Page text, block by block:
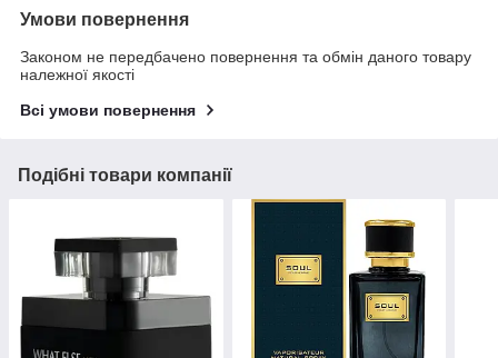
Умови повернення
Законом не передбачено повернення та обмін даного товару
належної якості
Всі умови повернення
Подібні товари компанії